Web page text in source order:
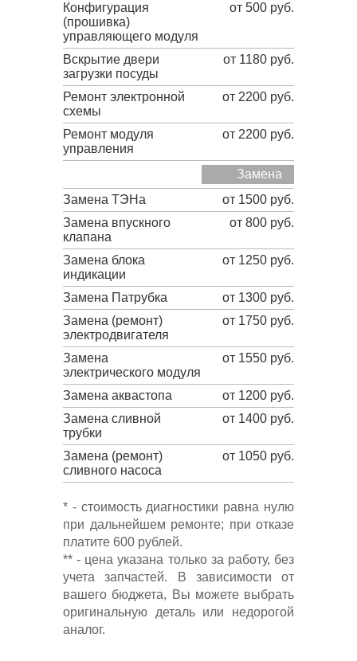
Конфигурация
(прошивка)
управляющего модуля
от 500 руб.
Вскрытие двери
загрузки посуды
от 1180 руб.
Ремонт электронной
схемы
от 2200 руб.
Ремонт модуля
управления
от 2200 руб.
Замена
Замена ТЭНа
от 1500 руб.
Замена впускного
клапана
от 800 руб.
Замена блока
индикации
от 1250 руб.
Замена Патрубка
от 1300 руб.
Замена (ремонт)
электродвигателя
от 1750 руб.
Замена
электрического модуля
от 1550 руб.
Замена аквастопа
от 1200 руб.
Замена сливной
трубки
от 1400 руб.
Замена (ремонт)
сливного насоса
от 1050 руб.
* - стоимость диагностики равна нулю
при дальнейшем ремонте; при отказе
платите 600 рублей.
** - цена указана только за работу, без
учета запчастей. В зависимости от
вашего бюджета, Вы можете выбрать
оригинальную деталь или недорогой
аналог.